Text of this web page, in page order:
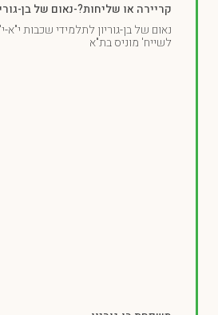
קריירה או שליחות?-נאום של בן-
נאום של בן-גוריון לתלמידי שכבות
לשייח' מוניס בת"א